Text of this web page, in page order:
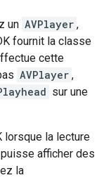
un AVPlayer ,
fournit la classe
cette
AVPlayer ,
sur une
lorsque la lecture
afficher des
la